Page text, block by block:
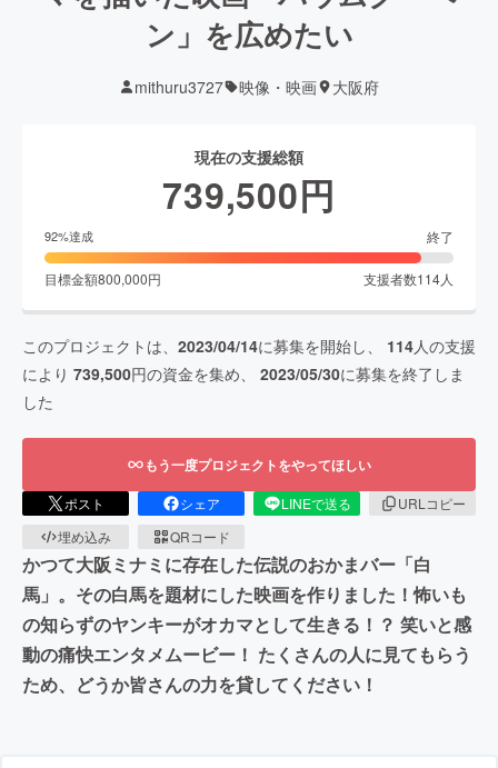
ン」を広めたい
mithuru3727 映像・映画 大阪府
現在の支援総額
739,500円
92%達成 終了
目標金額800,000円 支援者数114人
このプロジェクトは、 2023/04/14に募集を開始し、 114人の支援
により 739,500円の資金を集め、 2023/05/30に募集を終了しま
した
もう一度プロジェクトをやってほしい
ポスト シェア LINEで送る
URLコピー
埋め込み
QRコード
かつて大阪ミナミに存在した伝説のおかまバー「白
馬」。その白馬を題材にした映画を作りました！怖いも
の知らずのヤンキーがオカマとして生きる！？ 笑いと感
動の痛快エンタメムービー！ たくさんの人に見てもらう
ため、どうか皆さんの力を貸してください！